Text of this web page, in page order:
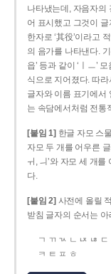
나타냈는데, 자음자의
어 표시했고 그것이 글
한자로 ‘其役’이라고
의 음가를 나타낸다.
읍’ 등과 같이 ‘ㅣㅡ’
식으로 지어졌다. 따라
글자와 이름 표기에서
는 속담에서처럼 전통
[붙임 1] 한글 자모 스
자모 두 개를 어우른 글
ㅟ, ㅢ’와 자모 세 개를
다.
[붙임 2] 사전에 올릴
받침 글자의 순서는 아
ㄱ ㄲ ㄳ ㄴ ㄵ ㄶ
ㅋ ㅌ ㅍ ㅎ